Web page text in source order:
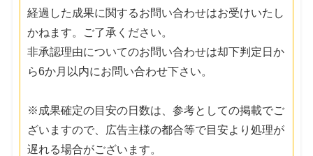
経過した成果に関するお問い合わせはお受けいたし
かねます。ご了承ください。
非承認理由についてのお問い合わせは却下判定日か
ら6か月以内にお問い合わせ下さい。
※成果確定の目安の日数は、参考としての掲載でご
ざいますので、広告主様の都合等で目安より処理が
遅れる場合がございます。